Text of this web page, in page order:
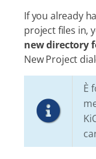
If you already
project files in,
new directory
New Project
È